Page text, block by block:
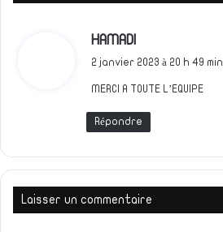
HAMADI
:
2 janvier 2023 à 20 h 49 min
MERCI A TOUTE L’EQUIPE
Répondre
Laisser un commentaire